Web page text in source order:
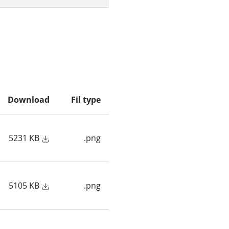
Download Fil type
5231 KB .png
5105 KB .png